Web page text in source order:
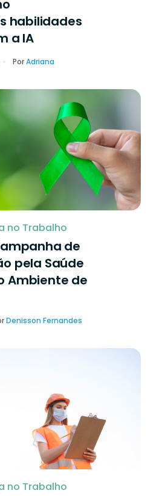
habilidades
a IA
PorAdriana
no Trabalho
de
pela Saúde
Ambiente de
Denisson Fernandes
no Trabalho